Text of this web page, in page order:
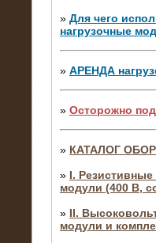
» Для чего
нагрузочные
» АРЕНДА
» Осторожно
» КАТАЛОГ
» I. Резистивные
модули (400 В,
» II.
модули и